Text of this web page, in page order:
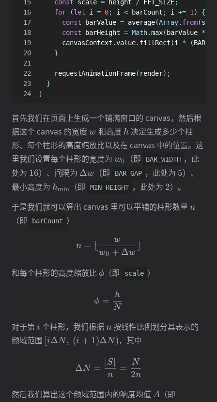
const scale = height / FFT_SIZE;
for
(let i = 0; i < barCount ; i += 1 )
{
const
barValue = average(Array. from(
const
barHeight = Math.max( barValue *
canvasContext .value. fillRect (i * (
}
requestAnimationFrame( render);
}
}
首先我们在页面上生成一个铺满窗口的 canvas，然后根
据这个 canvas 的宽度 w
w 和高度 h
h决定生成多少个柱
形、每个柱形的高度缩放比以及在 canvas 中的位置。这
里我们设置每个柱形的宽度为 w_0
w0 （即 BAR_WIDTH ，此
处为 16
16）、间隔为 \Delta
w
Δw （即 BAR_GAP ，此处为 5
5）、
最小高度为 h_{\min}
hmin （即 MIN_HEIGHT ，此处为 2
2）。
于是我们就可以算出 canvas 里可以平铺的柱形数量 n
n
（即 barCount ）
n = \lfloor
n =
w0 + Δw
w
和每个柱形的高度缩放比 \phi
ϕ （即 scale ）
\phi = \frac{h}{N}
ϕ =
N
h
对于第 i
i 个柱形，我们根据n
n 按线性比例划分其表示的
频域范围 [i\Delta N,\
[iΔN, (i + 1)ΔN)，其中
\Delta N = \frac{|S|}{n}
ΔN =
n
S
=
2n
N
然后我们算出这个频域范围内的响度均值 A
A （即